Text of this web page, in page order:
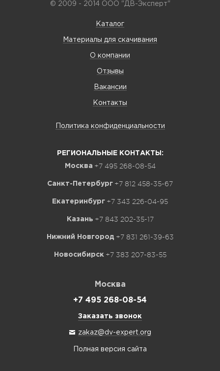
© 2009 - 2014 ООО "ДВ-Эксперт"
Каталог
Материалы для скачивания
О компании
Отзывы
Вакансии
Контакты
Политика конфиденциальности
РЕГИОНАЛЬНЫЕ КОНТАКТЫ:
Москва +7 495 268-08-54
Санкт-Петербург +7 812 458-35-67
Екатеринбург +7 343 226-04-95
Казань +7 843 202-35-17
Нижний Новгород +7 831 261-39-63
Новосибирск +7 383 207-83-55
Москва
+7 495 268-08-54
Заказать звонок
zakaz@dv-expert.org
Полная версия сайта